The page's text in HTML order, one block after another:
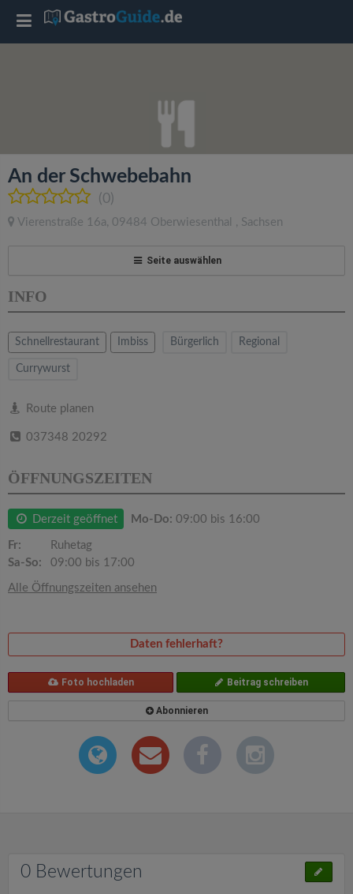
An der Schwebebahn
(0)
Vierenstraße 16a, 09484 Oberwiesenthal , Sachsen
Seite auswählen
INFO
Schnellrestaurant Imbiss Bürgerlich Regional
Currywurst
Route planen
037348 20292
ÖFFNUNGSZEITEN
Derzeit geöffnet Mo-Do: 09:00 bis 16:00
Fr:
Ruhetag
Sa-So:
09:00 bis 17:00
Alle Öffnungszeiten ansehen
Daten fehlerhaft?
Foto hochladen Beitrag schreiben
Abonnieren
0 Bewertungen
T
l
e
a
v
g
a
t
i